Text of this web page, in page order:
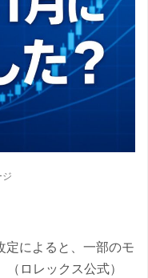
によると、一部のモ
ロレックス公式）